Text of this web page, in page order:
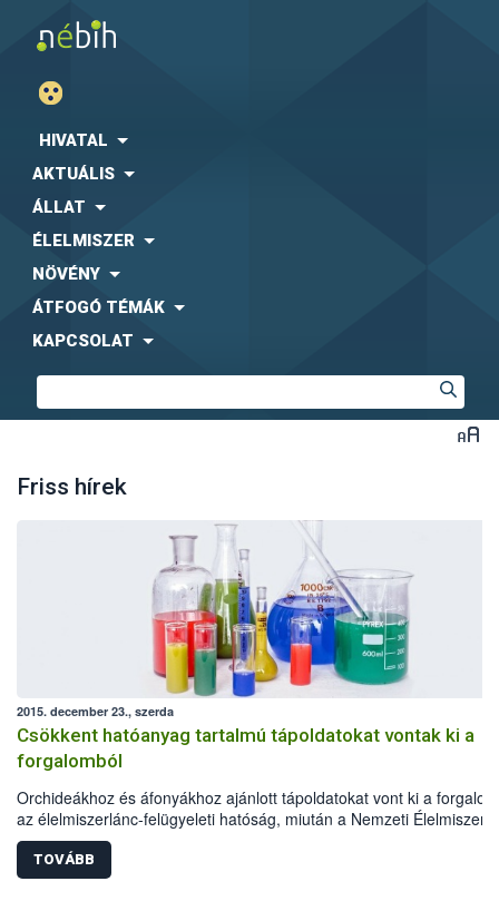
HIVATAL
AKTUÁLIS
ÁLLAT
ÉLELMISZER
NÖVÉNY
ÁTFOGÓ TÉMÁK
KAPCSOLAT
Friss hírek
2015. december 23., szerda
Csökkent hatóanyag tartalmú tápoldatokat vontak ki a
forgalomból
Orchideákhoz és áfonyákhoz ajánlott tápoldatokat vont ki a
az élelmiszerlánc-felügyeleti hatóság, miután a Nemzeti
biztonsági Hivatal (NÉBIH) laboratóriuma megállapította, hogy azok
magnézium tartalma 2% helyett csupán 0,5%. Az alacsony
tartalmú Garri tápoldatok forgalomba hozatalát azonnali hatállyal
TOVÁBB